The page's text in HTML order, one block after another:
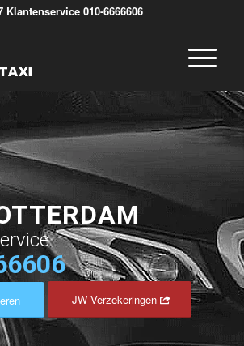
Klantenservice 010-6666606
JW Verzekeringen